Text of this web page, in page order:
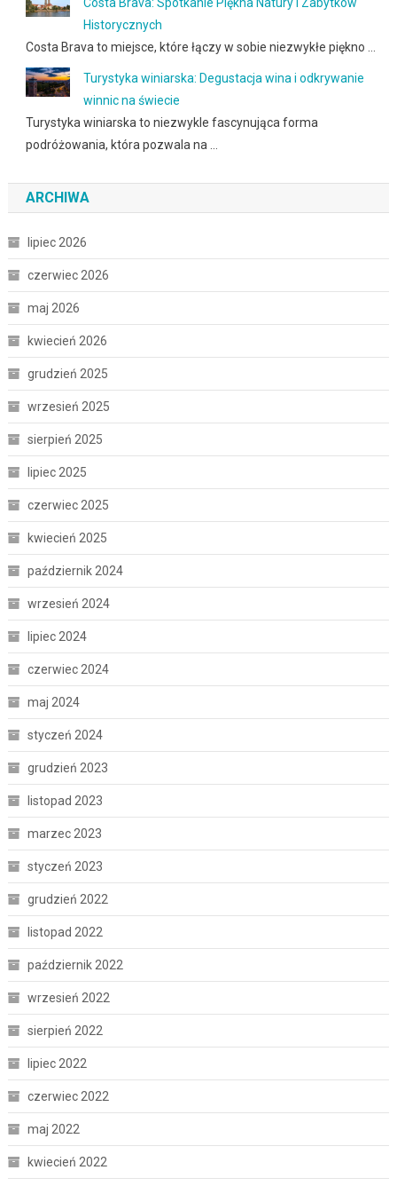
Historycznych
Costa Brava to miejsce, które łączy w sobie niezwykłe piękno …
Turystyka winiarska: Degustacja wina i odkrywanie
winnic na świecie
Turystyka winiarska to niezwykle fascynująca forma
podróżowania, która pozwala na …
ARCHIWA
lipiec 2026
czerwiec 2026
maj 2026
kwiecień 2026
grudzień 2025
wrzesień 2025
sierpień 2025
lipiec 2025
czerwiec 2025
kwiecień 2025
październik 2024
wrzesień 2024
lipiec 2024
czerwiec 2024
maj 2024
styczeń 2024
grudzień 2023
listopad 2023
marzec 2023
styczeń 2023
grudzień 2022
listopad 2022
październik 2022
wrzesień 2022
sierpień 2022
lipiec 2022
czerwiec 2022
maj 2022
kwiecień 2022